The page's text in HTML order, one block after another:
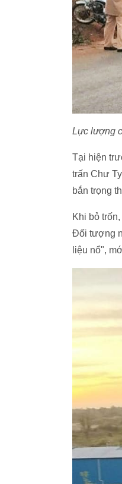
Lực lượng
Tại hiện
trấn Chư
bắn trọng
Khi bỏ
Đối tượng
liệu nổ",